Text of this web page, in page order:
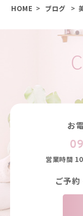
HOME > ブログ >
お
営業時間
ご予